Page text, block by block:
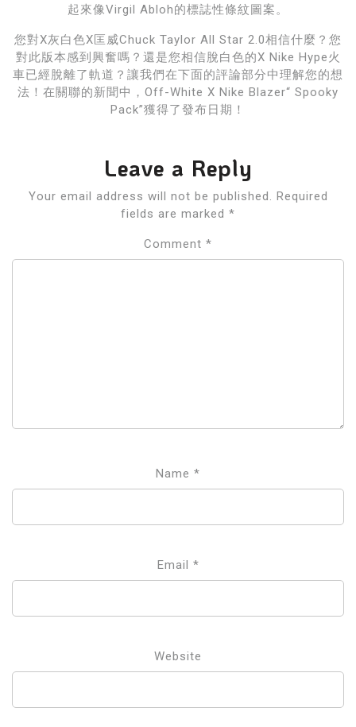
起來像Virgil Abloh的標誌性條紋圖案。
您對X灰白色X匡威Chuck Taylor All Star 2.0相信什麼？您
對此版本感到興奮嗎？還是您相信脫白色的X Nike Hype火
車已經脫離了軌道？讓我們在下面的評論部分中理解您的想
法！在關聯的新聞中，Off-White X Nike Blazer“ Spooky
Pack”獲得了發布日期！
Leave a Reply
Your email address will not be published.
Required
fields are marked *
Comment *
Name *
Email *
Website